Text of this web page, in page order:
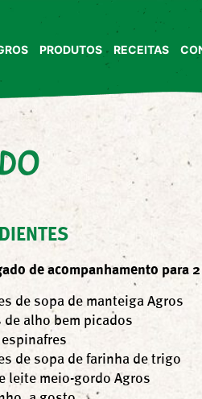
PRODUTOS RECEITAS
de acompanhamento para
de sopa de manteiga Agros
de alho bem picados
de sopa de farinha de trigo
leite meio-gordo Agros